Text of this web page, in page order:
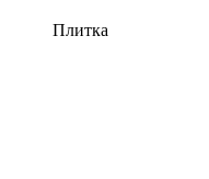
Плитка